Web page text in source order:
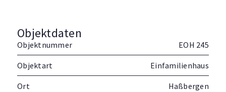
Objektdaten
Objektnummer EOH 245
Objektart Einfamilienhaus
Ort Haßbergen